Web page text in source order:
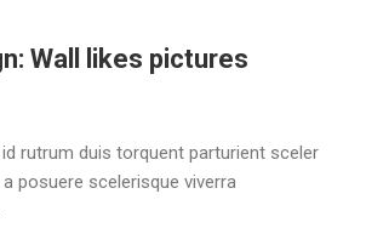
Wall likes pictures
rutrum duis torquent parturient sceler
posuere scelerisque viverra